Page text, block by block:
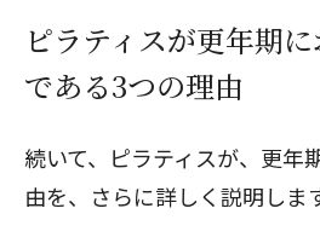
ピラティスが更年期
である3つの理由
続いて、ピラティスが、更年
由を、さらに詳しく説明しま